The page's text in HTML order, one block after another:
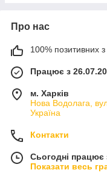
Про нас
100% позитивних з
Працює з
м. Харків
Нова Водолага,
Україна
Контакти
Сьогодні працює
Показати весь